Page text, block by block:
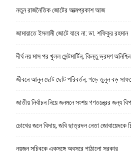
নতুন রাজনৈতিক জোটের আত্মপ্রকাশ আজ
জামায়াতে ইসলামী জোটে যাবে না: ডা. শফিকুর রহমান
দীর্ঘ নয় মাস পর খুলল সেন্টমার্টিন, কিন্তু ভ্রমণ
জীবনে আনুন ছোট ছোট পরিবর্তন, গড়ে তুলুন বড়
জাতীয় নির্বাচন নিয়ে জনমনে সংশয় গণতন্ত্রের জন্য
চোখের জলে বিদায়, জবি ছাত্রদল নেতা জোবায়েদকে
নয়জন সচিবকে একসঙ্গে অবসরে পাঠালো সরকার